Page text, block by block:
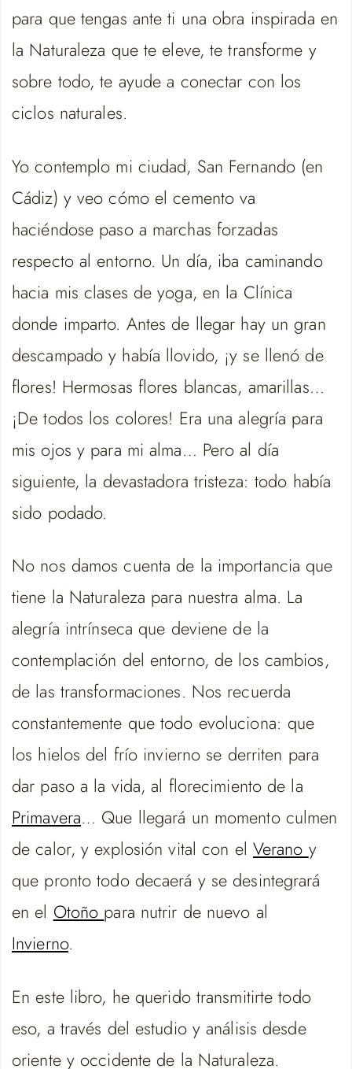
para que tengas ante ti una obra inspirada en
la Naturaleza que te eleve, te transforme y
sobre todo, te ayude a conectar con los
ciclos naturales.
Yo contemplo mi ciudad, San Fernando (en
Cádiz) y veo cómo el cemento va
haciéndose paso a marchas forzadas
respecto al entorno. Un día, iba caminando
hacia mis clases de yoga, en la Clínica
donde imparto. Antes de llegar hay un gran
descampado y había llovido, ¡y se llenó de
flores! Hermosas flores blancas, amarillas…
¡De todos los colores! Era una alegría para
mis ojos y para mi alma… Pero al día
siguiente, la devastadora tristeza: todo había
sido podado.
No nos damos cuenta de la importancia que
tiene la Naturaleza para nuestra alma. La
alegría intrínseca que deviene de la
contemplación del entorno, de los cambios,
de las transformaciones. Nos recuerda
constantemente que todo evoluciona: que
los hielos del frío invierno se derriten para
dar paso a la vida, al florecimiento de la
Primavera… Que llegará un momento culmen
de calor, y explosión vital con el Verano y
que pronto todo decaerá y se desintegrará
en el Otoño para nutrir de nuevo al
Invierno.
En este libro, he querido transmitirte todo
eso, a través del estudio y análisis desde
oriente y occidente de la Naturaleza.